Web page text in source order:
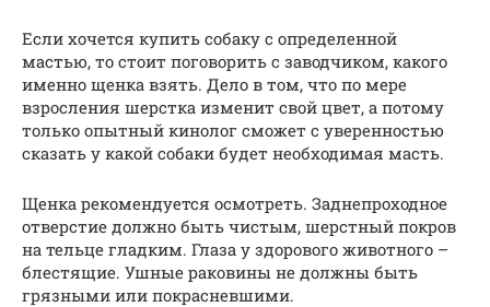
Если хочется купить собаку с определенной
мастью, то стоит поговорить с заводчиком, какого
именно щенка взять. Дело в том, что по мере
взросления шерстка изменит свой цвет, а потому
только опытный кинолог сможет с уверенностью
сказать у какой собаки будет необходимая масть.
Щенка рекомендуется осмотреть. Заднепроходное
отверстие должно быть чистым, шерстный покров
на тельце гладким. Глаза у здорового животного –
блестящие. Ушные раковины не должны быть
грязными или покрасневшими.